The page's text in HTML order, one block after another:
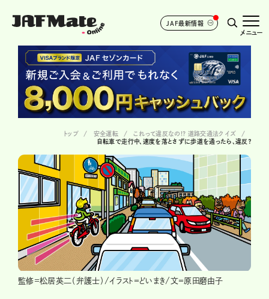
JAF最新情報
メニュー
トップ 安全運転
これって違反なの!? 道路交通法クイズ
自転車で走行中、速度を落とさずに歩道を通ったら、違反？
監修=松居英二（弁護士）/イラスト＝どいまき/文＝原田磨由子